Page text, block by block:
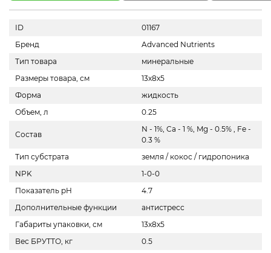
ID
01167
Бренд
Advanced Nutrients
Тип товара
минеральные
Размеры товара, см
13х8х5
Форма
жидкость
Объем, л
0.25
Состав
N - 1%, Ca - 1 %, Mg - 0.5% , Fe -
0.3 %
Тип субстрата
земля / кокос / гидропоника
NPK
1-0-0
Показатель pH
4.7
Дополнительные функции
антистресс
Габариты упаковки, см
13x8x5
Вес БРУТТО, кг
0.5